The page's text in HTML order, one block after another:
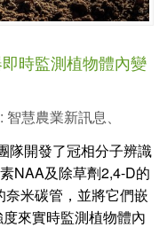
時監測植物體內變
智慧農業新訊息、
隊開發了冠相分子辨識
NAA及除草劑2,4-D的
米碳管，並將它們嵌
來實時監測植物體內